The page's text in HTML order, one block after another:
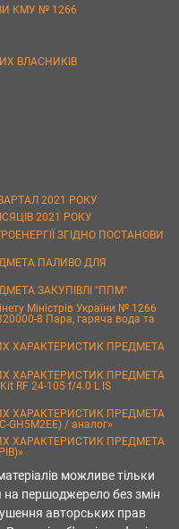
КМУ № 1266
ВЛАСНИКІВ
2021 РОКУ
2021 РОКУ
ЗГІДНО ПОСТАНОВИ
ПАЛИВО ДЛЯ
ЗАКУПІВЛІ "ППМ"
Міністрів України № 1266
8 Пара, гаряча вода та
ХАРАКТЕРИСТИК ПРЕДМЕТА
ХАРАКТЕРИСТИК ПРЕДМЕТА
RF 24-105 f/4.0 L IS
ХАРАКТЕРИСТИК ПРЕДМЕТА
GH5M2EE) / аналог»
ХАРАКТЕРИСТИК ПРЕДМЕТА
можливе тільки
першоджерело без змін
авторських прав